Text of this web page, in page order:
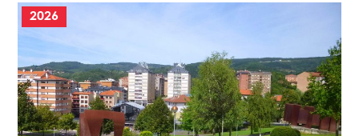
2026